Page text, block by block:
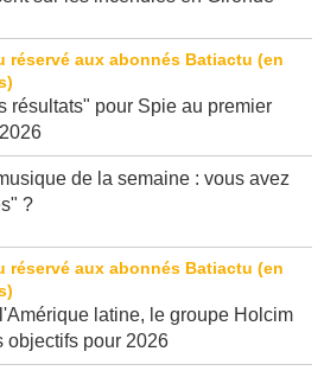
résultats" pour Spie au premier
de la semaine : vous avez
latine, le groupe Holcim